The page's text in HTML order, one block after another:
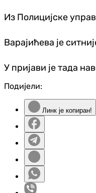
Из Полицијске
Варајићева је
У пријави је тада
Подијели:
Линк је копиран!